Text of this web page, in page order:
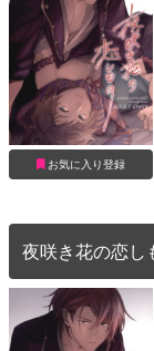
お気に入り登録
夜咲き花の恋し